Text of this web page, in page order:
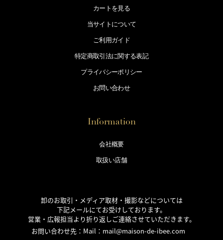
カートを見る
当サイトについて
ご利用ガイド
特定商取引法に関する表記
プライバシーポリシー
お問い合わせ
Information
会社概要
取扱い店舗
卸のお取引・メディア取材・撮影などについては
下記メールにてお受けしております。
営業・広報担当より折り返しご連絡させていただきます。
お問い合わせ先：Mail： mail@maison-de-ibee.com